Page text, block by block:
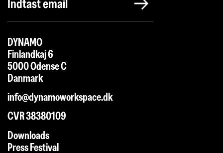
DYNAMO
Finlandkaj 6
5000 Odense C
Danmark
info@dynamoworkspace.dk
CVR 38380109
Downloads
Press Festival